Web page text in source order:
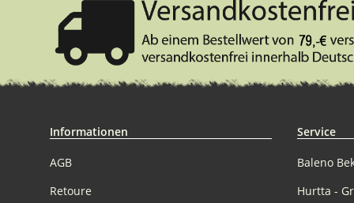
Informationen
AGB
Retoure
Service
Baleno
Hurtta -